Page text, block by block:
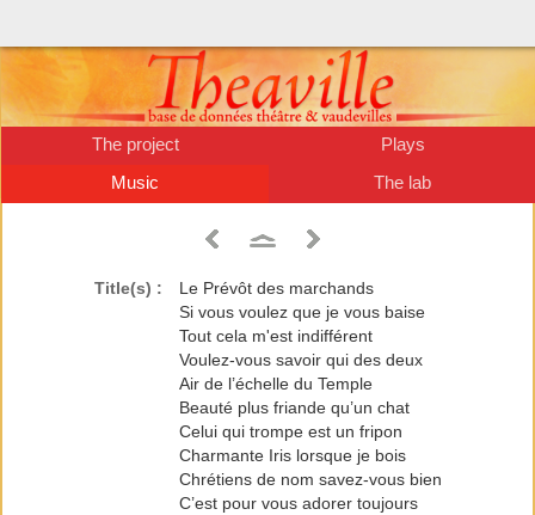
The project
Plays
Music
The lab
Title(s) :
Le Prévôt des marchands
Si vous voulez que je vous baise
Tout cela m'est indifférent
Voulez-vous savoir qui des deux
Air de l’échelle du Temple
Beauté plus friande qu’un chat
Celui qui trompe est un fripon
Charmante Iris lorsque je bois
Chrétiens de nom savez-vous bien
C’est pour vous adorer toujours